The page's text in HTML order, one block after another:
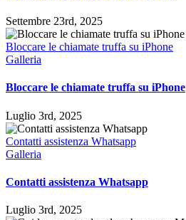
Settembre 23rd, 2025
Bloccare le chiamate truffa su iPhone
Galleria
Bloccare le chiamate truffa su iPhone
Luglio 3rd, 2025
Contatti assistenza Whatsapp
Galleria
Contatti assistenza Whatsapp
Luglio 3rd, 2025